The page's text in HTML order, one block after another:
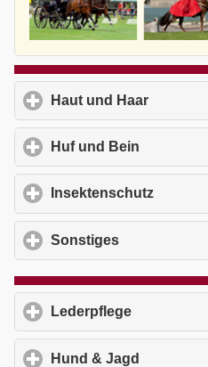
Haut und Haar
Huf und Bein
Insektenschutz
Sonstiges
Lederpflege
Hund & Jagd